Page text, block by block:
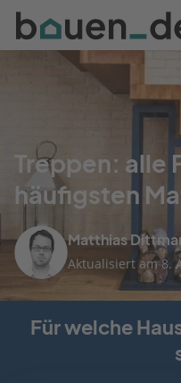
Bauen
Logo
Treppen: alle
häufigsten
Matthias
Aktualisiert am 8.
Für welche